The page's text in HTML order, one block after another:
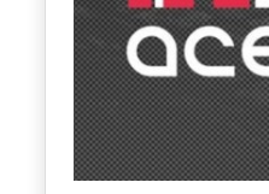
e
articoli
quotidiani
sul
mondo